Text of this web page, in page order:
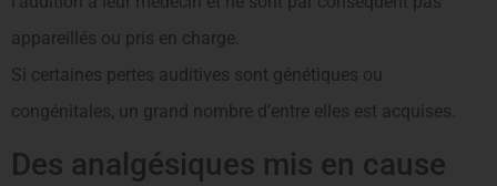
appareillés ou pris en charge.
Si certaines pertes auditives sont génétiques ou
congénitales, un grand nombre d’entre elles est acquises.
Des analgésiques mis en cause